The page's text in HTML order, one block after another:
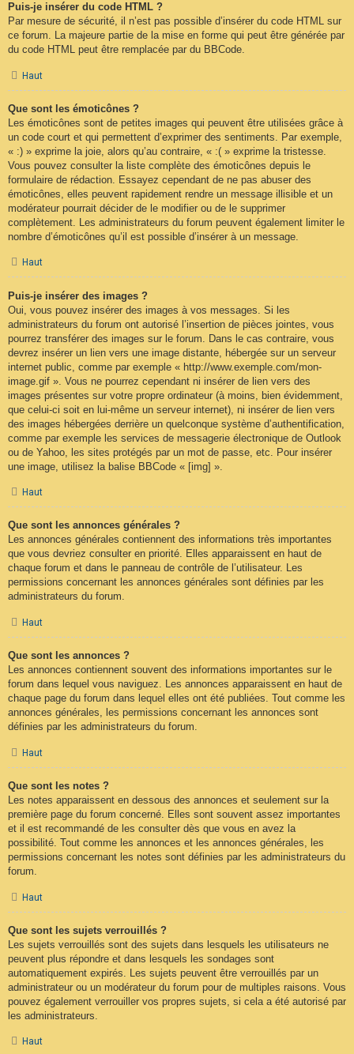
Puis-je insérer du code HTML ?
Par mesure de sécurité, il n’est pas possible d’insérer du code HTML sur
ce forum. La majeure partie de la mise en forme qui peut être générée par
du code HTML peut être remplacée par du BBCode.
Haut
Que sont les émoticônes ?
Les émoticônes sont de petites images qui peuvent être utilisées grâce à
un code court et qui permettent d’exprimer des sentiments. Par exemple,
« :) » exprime la joie, alors qu’au contraire, « :( » exprime la tristesse.
Vous pouvez consulter la liste complète des émoticônes depuis le
formulaire de rédaction. Essayez cependant de ne pas abuser des
émoticônes, elles peuvent rapidement rendre un message illisible et un
modérateur pourrait décider de le modifier ou de le supprimer
complètement. Les administrateurs du forum peuvent également limiter le
nombre d’émoticônes qu’il est possible d’insérer à un message.
Haut
Puis-je insérer des images ?
Oui, vous pouvez insérer des images à vos messages. Si les
administrateurs du forum ont autorisé l’insertion de pièces jointes, vous
pourrez transférer des images sur le forum. Dans le cas contraire, vous
devrez insérer un lien vers une image distante, hébergée sur un serveur
internet public, comme par exemple « http://www.exemple.com/mon-
image.gif ». Vous ne pourrez cependant ni insérer de lien vers des
images présentes sur votre propre ordinateur (à moins, bien évidemment,
que celui-ci soit en lui-même un serveur internet), ni insérer de lien vers
des images hébergées derrière un quelconque système d’authentification,
comme par exemple les services de messagerie électronique de Outlook
ou de Yahoo, les sites protégés par un mot de passe, etc. Pour insérer
une image, utilisez la balise BBCode « [img] ».
Haut
Que sont les annonces générales ?
Les annonces générales contiennent des informations très importantes
que vous devriez consulter en priorité. Elles apparaissent en haut de
chaque forum et dans le panneau de contrôle de l’utilisateur. Les
permissions concernant les annonces générales sont définies par les
administrateurs du forum.
Haut
Que sont les annonces ?
Les annonces contiennent souvent des informations importantes sur le
forum dans lequel vous naviguez. Les annonces apparaissent en haut de
chaque page du forum dans lequel elles ont été publiées. Tout comme les
annonces générales, les permissions concernant les annonces sont
définies par les administrateurs du forum.
Haut
Que sont les notes ?
Les notes apparaissent en dessous des annonces et seulement sur la
première page du forum concerné. Elles sont souvent assez importantes
et il est recommandé de les consulter dès que vous en avez la
possibilité. Tout comme les annonces et les annonces générales, les
permissions concernant les notes sont définies par les administrateurs du
forum.
Haut
Que sont les sujets verrouillés ?
Les sujets verrouillés sont des sujets dans lesquels les utilisateurs ne
peuvent plus répondre et dans lesquels les sondages sont
automatiquement expirés. Les sujets peuvent être verrouillés par un
administrateur ou un modérateur du forum pour de multiples raisons. Vous
pouvez également verrouiller vos propres sujets, si cela a été autorisé par
les administrateurs.
Haut